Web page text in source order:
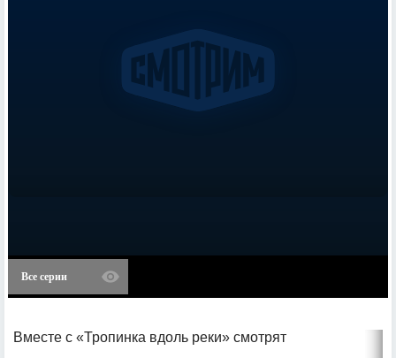
Все серии
Вместе с «Тропинка вдоль реки» смотрят